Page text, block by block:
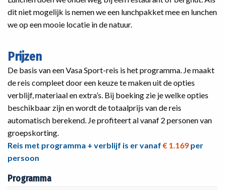
dit niet mogelijk is nemen we een lunchpakket mee en lunchen
we op een mooie locatie in de natuur.
Prijzen
De basis van een Vasa Sport-reis is het programma. Je maakt
de reis compleet door een keuze te maken uit de opties
verblijf, materiaal en extra’s. Bij boeking zie je welke opties
beschikbaar zijn en wordt de totaalprijs van de reis
automatisch berekend. Je profiteert al vanaf 2 personen van
groepskorting.
Reis met programma + verblijf is er vanaf € 1.169 per
persoon
Programma